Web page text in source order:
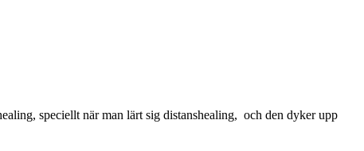
speciellt när man lärt sig distanshealing, och den dyker upp